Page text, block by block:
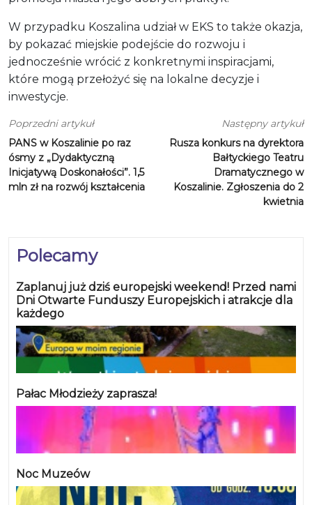
Polecamy
Zaplanuj już dziś europejski weekend! Przed nami
Dni Otwarte Funduszy Europejskich i atrakcje dla
każdego
Pałac Młodzieży zaprasza!
Noc Muzeów
W przypadku Koszalina udział w EKS to także okazja,
by pokazać miejskie podejście do rozwoju i
jednocześnie wrócić z konkretnymi inspiracjami,
które mogą przełożyć się na lokalne decyzje i
inwestycje.
Poprzedni artykuł
PANS w Koszalinie po raz
ósmy z „Dydaktyczną
Inicjatywą Doskonałości”. 1,5
mln zł na rozwój kształcenia
Następny artykuł
Rusza konkurs na dyrektora
Bałtyckiego Teatru
Dramatycznego w
Koszalinie. Zgłoszenia do 2
kwietnia